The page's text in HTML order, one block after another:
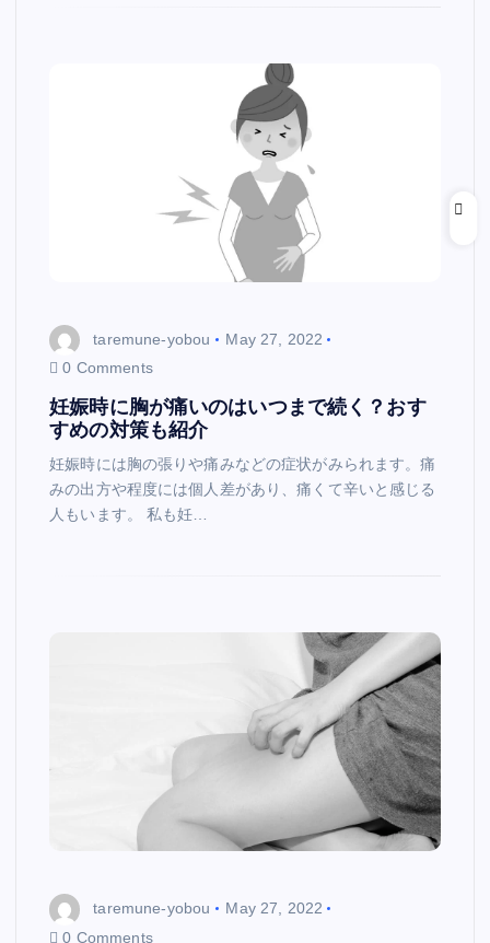
taremune-yobou
May 27, 2022
0 Comments
妊娠時に胸が痛いのはいつまで続く？おす
すめの対策も紹介
妊娠時には胸の張りや痛みなどの症状がみられます。痛
みの出方や程度には個人差があり、痛くて辛いと感じる
人もいます。 私も妊…
taremune-yobou
May 27, 2022
0 Comments